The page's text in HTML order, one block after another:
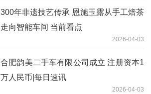
300年非遗技艺传承 恩施玉露从手工焙茶
走向智能车间 当前看点
2026-04-03
合肥韵美二手车有限公司成立 注册资本1
万人民币|每日速讯
2026-04-03